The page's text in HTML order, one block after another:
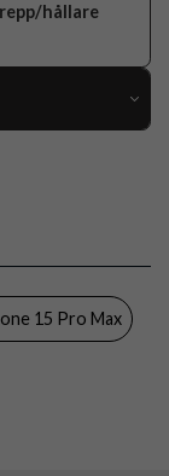
hållare
Kortfack
Kaffe
15 Pro Max